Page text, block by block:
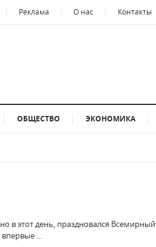
Реклама О нас Контакты
ОБЩЕСТВО ЭКОНОМИКА
в этот день, праздновался Всемирный
впервые …